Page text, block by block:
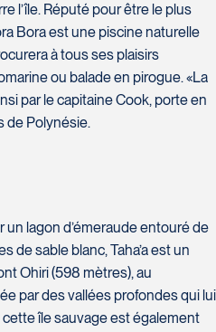
l’île. Réputé pour être le plus
Bora est une piscine naturelle
à tous ses plaisirs
ou balade en pirogue. «La
par le capitaine Cook, porte en
de Polynésie.
lagon d’émeraude entouré de
de sable blanc, Taha’a est un
Ohiri (598 mètres), au
par des vallées profondes qui lui
île sauvage est également